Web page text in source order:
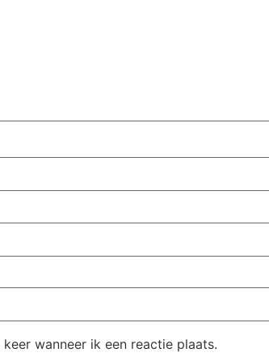
wanneer ik een reactie plaats.